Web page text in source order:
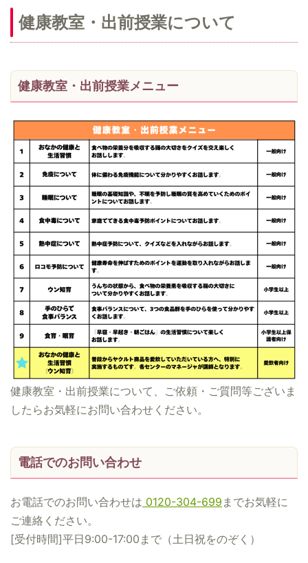
健康教室・出前授業について
健康教室・出前授業メニュー
健康教室・出前授業について、ご依頼・ご質問等ございま
したらお気軽にお問い合わせください。
電話でのお問い合わせ
お電話でのお問い合わせは 0120-304-699 までお気軽に
ご連絡ください。
[受付時間]平日9:00-17:00まで（土日祝をのぞく）